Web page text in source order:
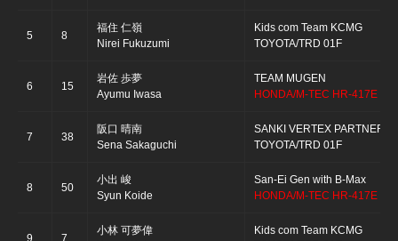
5 8
福住 仁嶺
Nirei Fukuzumi
Kids com Team KCMG
TOYOTA/TRD 01F
6 15
岩佐 歩夢
Ayumu Iwasa
TEAM MUGEN
HONDA/M-TEC HR-417E
7 38
阪口 晴南
Sena Sakaguchi
SANKI VERTEX PARTNERS
TOYOTA/TRD 01F
8 50
小出 峻
Syun Koide
San-Ei Gen with B-Max
HONDA/M-TEC HR-417E
9 7
小林 可夢偉
Kids com Team KCMG